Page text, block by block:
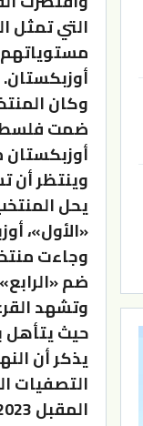
التي تمثل
أوزبكستان.
وكان
أوزبكستان
يحل
«الأول»،
وجاءت
ضم
حيث
يذكر أن
المقبل 2023.